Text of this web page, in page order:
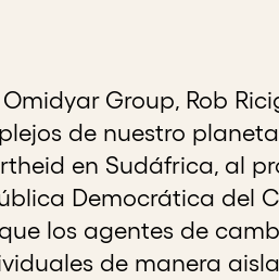
Group, Rob
de nuestro
en Sudáfrica, al
Democrática del
los agentes de
de manera